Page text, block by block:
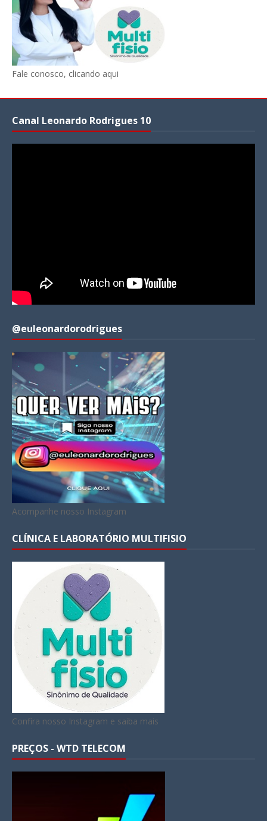
Fale conosco, clicando aqui
Canal Leonardo Rodrigues 10
@euleonardorodrigues
Acompanhe nosso Instagram
CLÍNICA E LABORATÓRIO MULTIFISIO
Confira nosso Instagram e saiba mais
PREÇOS - WTD TELECOM